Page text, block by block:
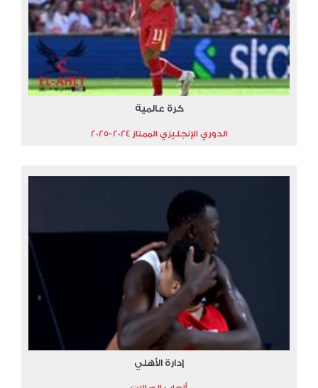
كرة عالمية
الدوري الإنجليزي الممتاز 2024-2025
إدارة الأهلي